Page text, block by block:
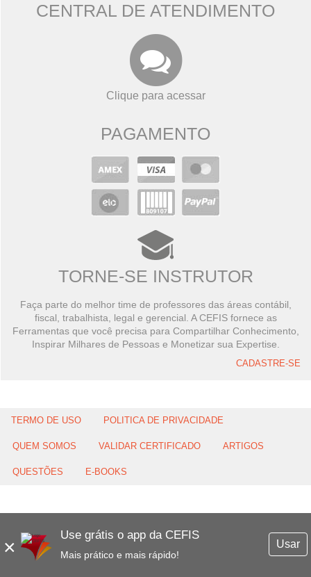
×
Use grátis o app da CEFIS
Mais prático e mais rápido!
Usar
CENTRAL DE ATENDIMENTO
Clique para acessar
PAGAMENTO
TORNE-SE INSTRUTOR
Faça parte do melhor time de professores das áreas contábil,
fiscal, trabalhista, legal e gerencial. A CEFIS fornece as
Ferramentas que você precisa para Compartilhar Conhecimento,
Inspirar Milhares de Pessoas e Monetizar sua Expertise.
CADASTRE-SE
TERMO DE USO POLITICA DE PRIVACIDADE
QUEM SOMOS VALIDAR CERTIFICADO ARTIGOS
QUESTÕES E-BOOKS